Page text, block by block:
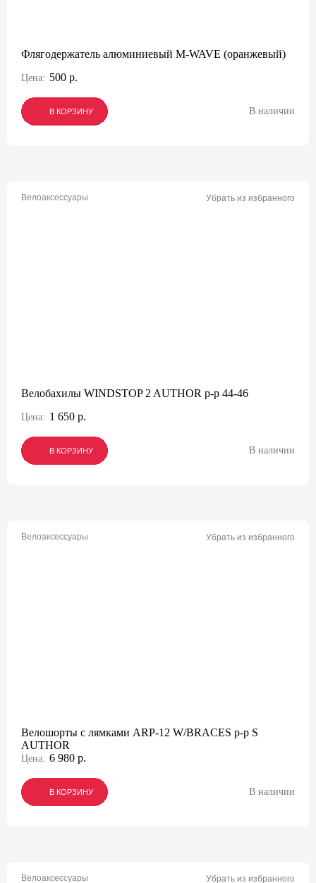
Флягодержатель алюминиевый M-WAVE (оранжевый)
Цена: 500 р.
В КОРЗИНУ
В КОРЗИНУ
В КОРЗИНУ В наличии
Велоаксессуары Убрать из избранного
Велобахилы WINDSTOP 2 AUTHOR р-р 44-46
Цена: 1 650 р.
В КОРЗИНУ
В КОРЗИНУ
В КОРЗИНУ В наличии
Велоаксессуары Убрать из избранного
Велошорты с лямками ARP-12 W/BRACES р-р S
AUTHOR
Цена: 6 980 р.
В КОРЗИНУ
В КОРЗИНУ
В КОРЗИНУ В наличии
Велоаксессуары Убрать из избранного